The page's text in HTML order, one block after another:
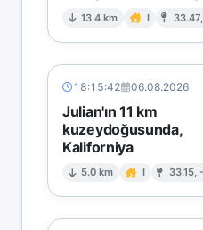
13.4 km I
18:15:42 06.08.2026
Julian'ın 11 km
kuzeydoğusunda,
Kaliforniya
5.0 km I 33.15,